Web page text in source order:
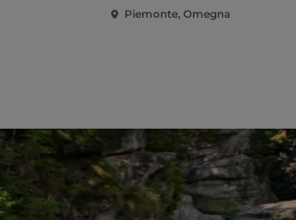
Piemonte, Omegna